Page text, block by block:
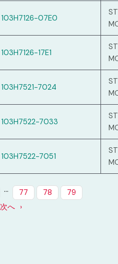
103H7126-07E0
103H7126-17E1
103H7521-7024
103H7522-7033
103H7522-7051
… 77 78
79
次へ